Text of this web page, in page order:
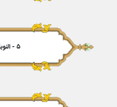
۵ - النوبة الثانیة